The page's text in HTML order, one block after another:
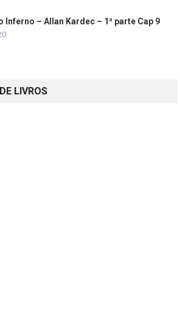
Inferno – Allan Kardec – 1ª parte Cap 9
LIVROS